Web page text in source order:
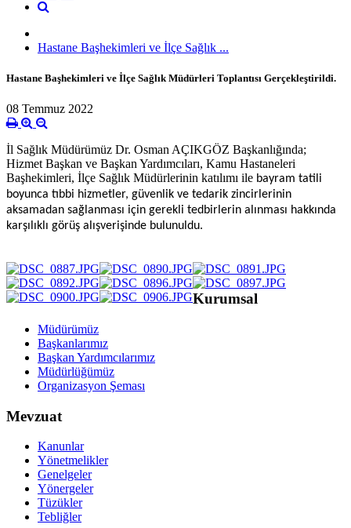
Hastane Başhekimleri ve İlçe Sağlık ...
Hastane Başhekimleri ve İlçe Sağlık Müdürleri Toplantısı Gerçekleştirildi.
08 Temmuz 2022
İl Sağlık Müdürümüz Dr. Osman AÇIKGÖZ Başkanlığında;
Hizmet Başkan ve Başkan Yardımcıları, Kamu Hastaneleri
Başhekimleri, İlçe Sağlık Müdürlerinin katılımı ile bayram tatili
boyunca tıbbi hizmetler, güvenlik ve tedarik zincirlerinin
aksamadan sağlanması için gerekli tedbirlerin alınması hakkında
karşılıklı görüş alışverişinde bulunuldu.
Kurumsal
Müdürümüz
Başkanlarımız
Başkan Yardımcılarımız
Müdürlüğümüz
Organizasyon Şeması
Mevzuat
Kanunlar
Yönetmelikler
Genelgeler
Yönergeler
Tüzükler
Tebliğler